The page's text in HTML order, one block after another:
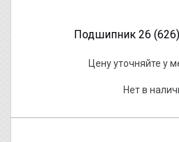
Подшипник 26
Цену уточняйте у
Нет в